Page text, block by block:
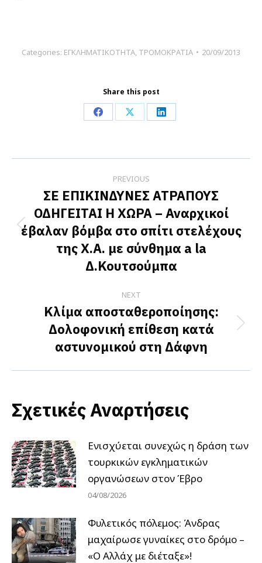
Categories: ΕΓΚΛΗΜΑΤΙΚΟΤΗΤΑ, ΤΡΟΜΟΚΡΑΤΙΑ 20/09/2013
Share this post
Share
Facebook
Share
X
Share
LinkedIn
navigation
PREVIOUS
Previous
post:
ΣΕ ΕΠΙΚΙΝΔΥΝΕΣ ΑΤΡΑΠΟΥΣ
ΟΔΗΓΕΙΤΑΙ Η ΧΩΡΑ – Αναρχικοί
έβαλαν βόμβα στο σπίτι στελέχους
της Χ.Α. με σύνθημα a la
Δ.Κουτσούμπα
NEXT
Next
post:
Κλίμα αποσταθεροποίησης:
Δολοφονική επίθεση κατά
αστυνομικού στη Δάφνη
Σχετικές Αναρτήσεις
Ενισχύεται συνεχώς η δράση των
τουρκικών εγκληματικών
οργανώσεων στον Έβρο
04/08/2026
Φυλετικός πόλεμος: Άνδρας
μαχαίρωσε γυναίκες στο δρόμο –
«Ο Αλλάχ με διέταξε»!